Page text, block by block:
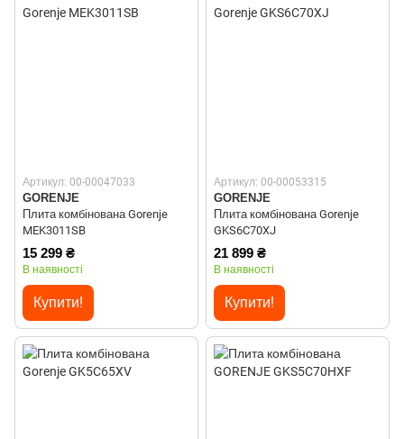
Артикул: 00-00047033
GORENJE
Плита комбінована Gorenje
MEK3011SB
15 299 ₴
В наявності
Купити!
Артикул: 00-00053315
GORENJE
Плита комбінована Gorenje
GKS6C70XJ
21 899 ₴
В наявності
Купити!